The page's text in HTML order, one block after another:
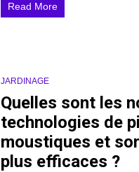
Read More
21 Minutes
JARDINAGE
Quelles sont les
technologies de
moustiques et
plus efficaces ?